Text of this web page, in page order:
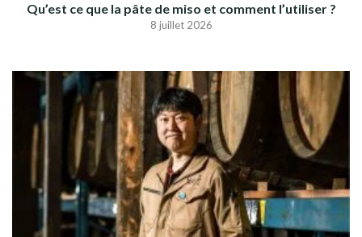
Qu’est ce que la pâte de miso et comment l’utiliser ?
8 juillet 2026